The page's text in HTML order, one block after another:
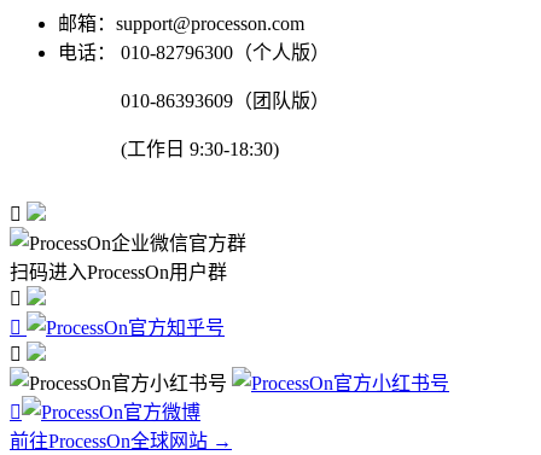
邮箱：support@processon.com
电话：
010-82796300（个人版）
010-86393609（团队版）
(工作日 9:30-18:30)

扫码进入ProcessOn用户群




前往ProcessOn全球网站 →